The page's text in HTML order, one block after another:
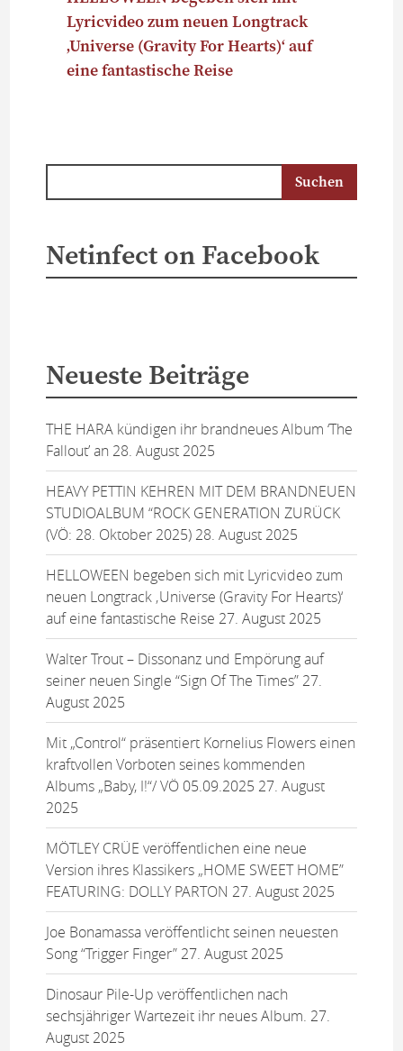
Lyricvideo zum neuen Longtrack
‚Universe (Gravity For Hearts)‘ auf
eine fantastische Reise
Netinfect on Facebook
Neueste Beiträge
THE HARA kündigen ihr brandneues Album ‘The
Fallout’ an 28. August 2025
HEAVY PETTIN KEHREN MIT DEM BRANDNEUEN
STUDIOALBUM “ROCK GENERATION ZURÜCK
(VÖ: 28. Oktober 2025) 28. August 2025
HELLOWEEN begeben sich mit Lyricvideo zum
neuen Longtrack ‚Universe (Gravity For Hearts)‘
auf eine fantastische Reise 27. August 2025
Walter Trout – Dissonanz und Empörung auf
seiner neuen Single “Sign Of The Times” 27.
August 2025
Mit „Control“ präsentiert Kornelius Flowers einen
kraftvollen Vorboten seines kommenden
Albums „Baby, I!“/ VÖ 05.09.2025 27. August
2025
MÖTLEY CRÜE veröffentlichen eine neue
Version ihres Klassikers „HOME SWEET HOME”
FEATURING: DOLLY PARTON 27. August 2025
Joe Bonamassa veröffentlicht seinen neuesten
Song “Trigger Finger” 27. August 2025
Dinosaur Pile-Up veröffentlichen nach
sechsjähriger Wartezeit ihr neues Album. 27.
August 2025